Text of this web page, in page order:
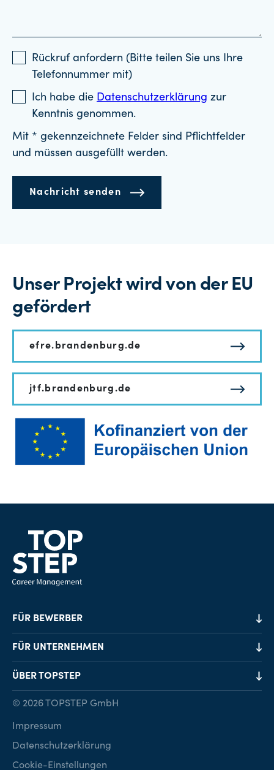
Rückruf anfordern (Bitte teilen Sie uns Ihre
Telefonnummer mit)
Ich habe die Datenschutzerklärung zur
Kenntnis genommen.
Mit * gekennzeichnete Felder sind Pflichtfelder
und müssen ausgefüllt werden.
Nachricht senden
Unser Projekt wird von der EU
gefördert
efre.brandenburg.de
jtf.brandenburg.de
FÜR BEWERBER
Job-Finder
Karriereberatung
FÜR UNTERNEHMEN
Personalvermittlung
Personalsuche
ÜBER TOPSTEP
Kontakt
© 2026 TOPSTEP GmbH
Impressum
Datenschutzerklärung
Cookie-Einstellungen